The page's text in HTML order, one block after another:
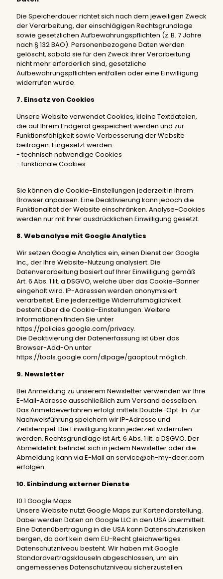
Die Speicherdauer richtet sich nach dem jeweiligen Zweck
der Verarbeitung, der einschlägigen Rechtsgrundlage
sowie gesetzlichen Aufbewahrungspflichten (z. B. 7 Jahre
nach § 132 BAO). Personenbezogene Daten werden
gelöscht, sobald sie für den Zweck ihrer Verarbeitung
nicht mehr erforderlich sind, gesetzliche
Aufbewahrungspflichten entfallen oder eine Einwilligung
widerrufen wurde.
7. Einsatz von Cookies
Unsere Website verwendet Cookies, kleine Textdateien,
die auf Ihrem Endgerät gespeichert werden und zur
Funktionsfähigkeit sowie Verbesserung der Website
beitragen. Eingesetzt werden:
- technisch notwendige Cookies
- funktionale Cookies
Sie können die Cookie-Einstellungen jederzeit in Ihrem
Browser anpassen. Eine Deaktivierung kann jedoch die
Funktionalität der Website einschränken. Analyse-Cookies
werden nur mit Ihrer ausdrücklichen Einwilligung gesetzt.
8. Webanalyse mit Google Analytics
Wir setzen Google Analytics ein, einen Dienst der Google
Inc., der Ihre Website-Nutzung analysiert. Die
Datenverarbeitung basiert auf Ihrer Einwilligung gemäß
Art. 6 Abs. 1 lit. a DSGVO, welche über das Cookie-Banner
eingeholt wird. IP-Adressen werden anonymisiert
verarbeitet. Eine jederzeitige Widerrufsmöglichkeit
besteht über die Cookie-Einstellungen. Weitere
Informationen finden Sie unter
https://policies.google.com/privacy.
Die Deaktivierung der Datenerfassung ist über das
Browser-Add-On unter
https://tools.google.com/dlpage/gaoptout möglich.
9. Newsletter
Bei Anmeldung zu unserem Newsletter verwenden wir Ihre
E-Mail-Adresse ausschließlich zum Versand desselben.
Das Anmeldeverfahren erfolgt mittels Double-Opt-In. Zur
Nachweisführung speichern wir IP-Adresse und
Zeitstempel. Die Einwilligung kann jederzeit widerrufen
werden. Rechtsgrundlage ist Art. 6 Abs. 1 lit. a DSGVO. Der
Abmeldelink befindet sich in jedem Newsletter oder die
Abmeldung kann via E-Mail an service@oh-my-deer.com
erfolgen.
10. Einbindung externer Dienste
10.1 Google Maps
Unsere Website nutzt Google Maps zur Kartendarstellung.
Dabei werden Daten an Google LLC in den USA übermittelt.
Eine Datenübertragung in die USA kann Datenschutzrisiken
bergen, da dort kein dem EU-Recht gleichwertiges
Datenschutzniveau besteht. Wir haben mit Google
Standardvertragsklauseln abgeschlossen, um ein
angemessenes Datenschutzniveau sicherzustellen.